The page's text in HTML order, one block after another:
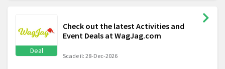
Deal
Check out the latest Activities and
Event Deals at WagJag.com
Scade il: 28-Dec-2026